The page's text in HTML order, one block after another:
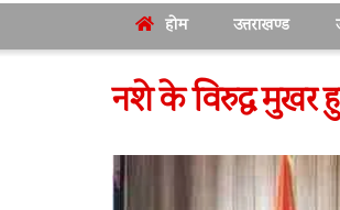
होम उत्तराखण्ड
नशे के विरुद्ध मुखर